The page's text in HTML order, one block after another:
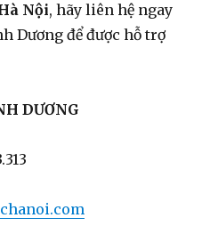
Nội, hãy liên hệ ngay
Dương để được hỗ trợ
DƯƠNG